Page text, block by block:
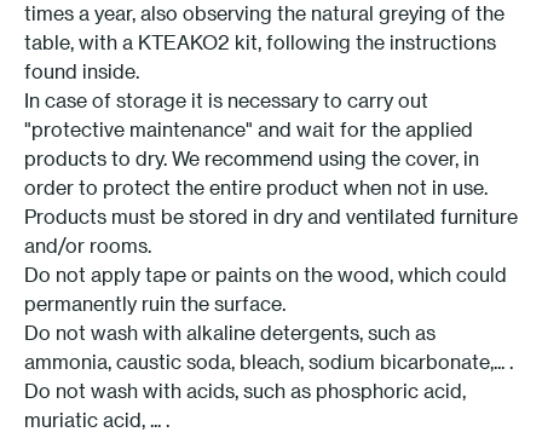
times a year, also observing the natural greying of the
table, with a KTEAKO2 kit, following the instructions
found inside.
In case of storage it is necessary to carry out
"protective maintenance" and wait for the applied
products to dry. We recommend using the cover, in
order to protect the entire product when not in use.
Products must be stored in dry and ventilated furniture
and/or rooms.
Do not apply tape or paints on the wood, which could
permanently ruin the surface.
Do not wash with alkaline detergents, such as
ammonia, caustic soda, bleach, sodium bicarbonate,... .
Do not wash with acids, such as phosphoric acid,
muriatic acid, ... .